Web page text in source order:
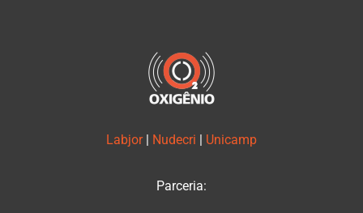
Labjor | Nudecri | Unicamp
Parceria: